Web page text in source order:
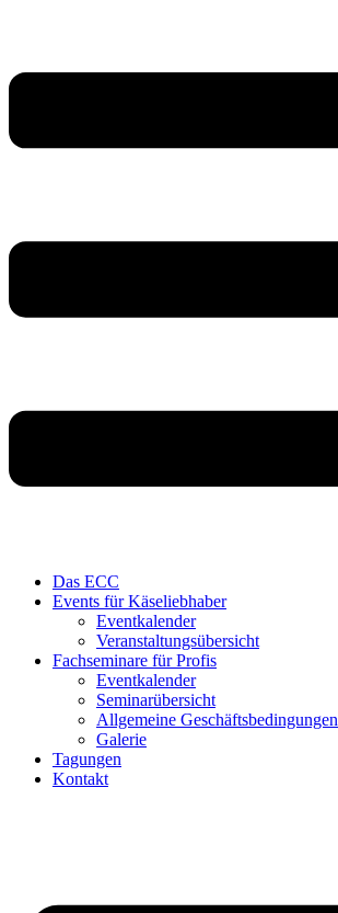
Das ECC
Events für Käseliebhaber
Eventkalender
Veranstaltungsübersicht
Fachseminare für Profis
Eventkalender
Seminarübersicht
Allgemeine Geschäftsbedingungen
Galerie
Tagungen
Kontakt